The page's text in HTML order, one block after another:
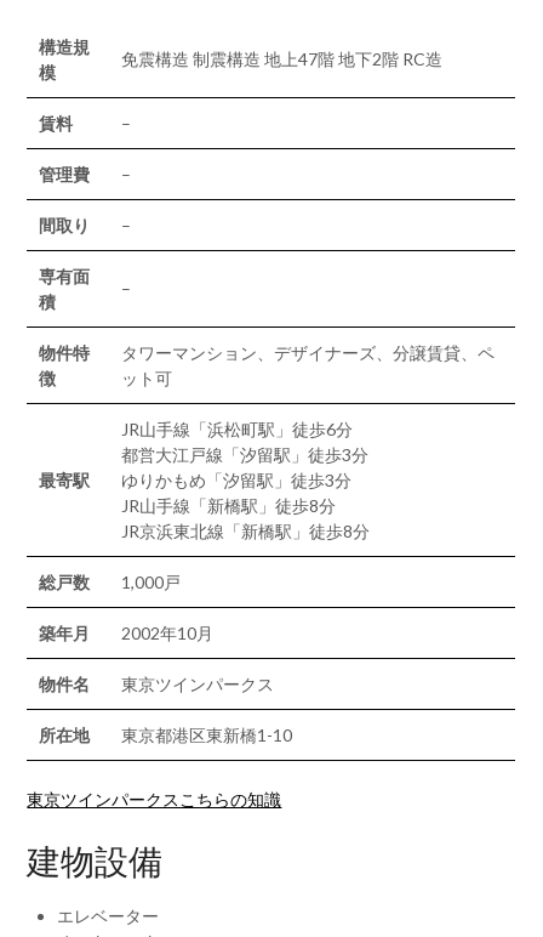
構造規
模
免震構造 制震構造 地上47階 地下2階 RC造
賃料 –
管理費 –
間取り –
専有面
積
–
物件特
徴
タワーマンション、デザイナーズ、分譲賃貸、ペ
ット可
最寄駅
JR山手線「浜松町駅」徒歩6分
都営大江戸線「汐留駅」徒歩3分
ゆりかもめ「汐留駅」徒歩3分
JR山手線「新橋駅」徒歩8分
JR京浜東北線「新橋駅」徒歩8分
総戸数 1,000戸
築年月 2002年10月
物件名 東京ツインパークス
所在地 東京都港区東新橋1-10
東京ツインパークスこちらの知識
建物設備
エレベーター